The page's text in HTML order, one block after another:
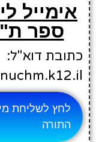
אימייל
ספר
כתובת דוא"ל:
לחץ לשליחת
התורה